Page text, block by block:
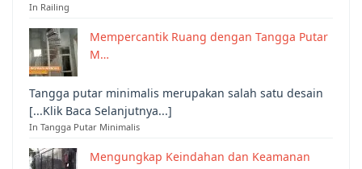
In Railing
Mempercantik Ruang dengan Tangga Putar
M…
Tangga putar minimalis merupakan salah satu desain
[...Klik Baca Selanjutnya...]
In Tangga Putar Minimalis
Mengungkap Keindahan dan Keamanan